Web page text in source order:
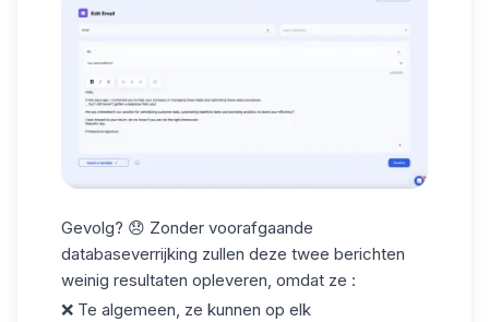
Gevolg? 😞 Zonder voorafgaande
databaseverrijking zullen deze twee berichten
weinig resultaten opleveren, omdat ze :
❌ Te algemeen, ze kunnen op elk